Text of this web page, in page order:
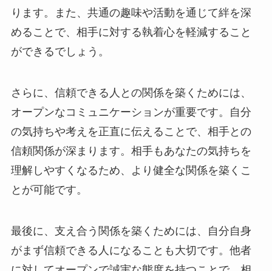
ります。また、共通の趣味や活動を通じて絆を深
めることで、相手に対する執着心を軽減すること
ができるでしょう。
さらに、信頼できる人との関係を築くためには、
オープンなコミュニケーションが重要です。自分
の気持ちや考えを正直に伝えることで、相手との
信頼関係が深まります。相手もあなたの気持ちを
理解しやすくなるため、より健全な関係を築くこ
とが可能です。
最後に、支え合う関係を築くためには、自分自身
がまず信頼できる人になることも大切です。他者